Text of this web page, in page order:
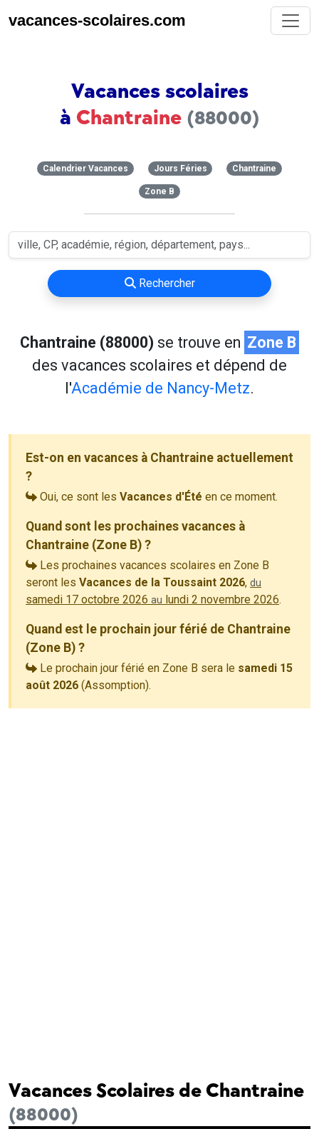
vacances-scolaires.com
Vacances scolaires
à Chantraine (88000)
Calendrier Vacances Jours Féries Chantraine
Zone B
Rechercher
Chantraine (88000) se trouve en Zone B
des vacances scolaires et dépend de
l'Académie de Nancy-Metz.
Est-on en vacances à Chantraine actuellement
?
Oui, ce sont les Vacances d'Été en ce moment.
Quand sont les prochaines vacances à
Chantraine (Zone B) ?
Les prochaines vacances scolaires en Zone B
seront les Vacances de la Toussaint 2026, du
samedi 17 octobre 2026 au lundi 2 novembre 2026.
Quand est le prochain jour férié de Chantraine
(Zone B) ?
Le prochain jour férié en Zone B sera le samedi 15
août 2026 (Assomption).
Vacances Scolaires de Chantraine
(88000)